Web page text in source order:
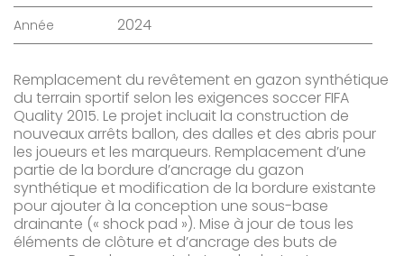
Année 2024
Remplacement du revêtement en gazon synthétique
du terrain sportif selon les exigences soccer FIFA
Quality 2015. Le projet incluait la construction de
nouveaux arrêts ballon, des dalles et des abris pour
les joueurs et les marqueurs. Remplacement d’une
partie de la bordure d’ancrage du gazon
synthétique et modification de la bordure existante
pour ajouter à la conception une sous-base
drainante (« shock pad »). Mise à jour de tous les
éléments de clôture et d’ancrage des buts de